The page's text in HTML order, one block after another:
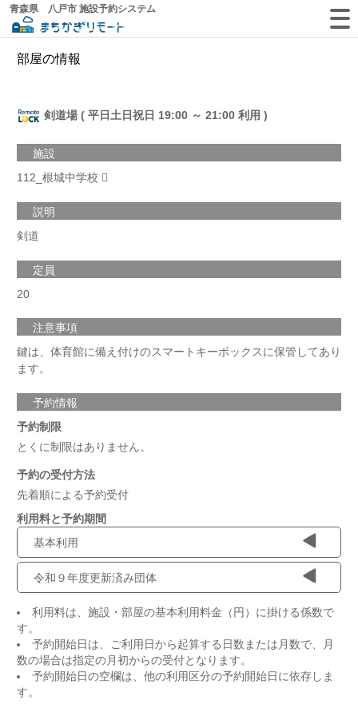
青森県 八戸市 施設予約システム
部屋の情報
剣道場 ( 平日土日祝日 19:00 ～ 21:00 利用 )
施設
112_根城中学校
説明
剣道
定員
20
注意事項
鍵は、体育館に備え付けのスマートキーボックスに保管してあり
ます。
予約情報
予約制限
とくに制限はありません。
予約の受付方法
先着順による予約受付
利用料と予約期間
基本利用
令和９年度更新済み団体
利用料は、施設・部屋の基本利用料金（円）に掛ける係数で
す。
予約開始日は、ご利用日から起算する日数または月数で、月
数の場合は指定の月初からの受付となります。
予約開始日の空欄は、他の利用区分の予約開始日に依存しま
す。